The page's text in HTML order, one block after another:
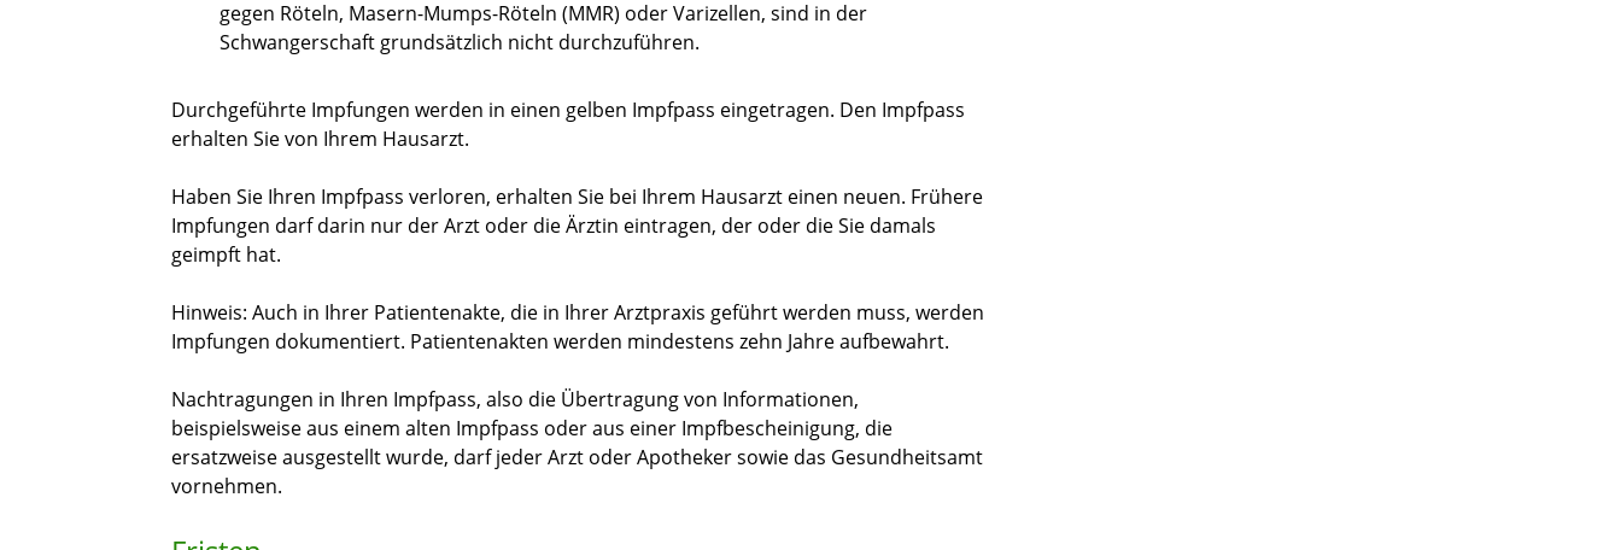
gegen Röteln, Masern-Mumps-Röteln (MMR) oder Varizellen, sind in der
Schwangerschaft grundsätzlich nicht durchzuführen.
Durchgeführte Impfungen werden in einen gelben Impfpass eingetragen. Den Impfpass
erhalten Sie von Ihrem Hausarzt.
Haben Sie Ihren Impfpass verloren, erhalten Sie bei Ihrem Hausarzt einen neuen. Frühere
Impfungen darf darin nur der Arzt oder die Ärztin eintragen, der oder die Sie damals
geimpft hat.
Hinweis: Auch in Ihrer Patientenakte, die in Ihrer Arztpraxis geführt werden muss, werden
Impfungen dokumentiert. Patientenakten werden mindestens zehn Jahre aufbewahrt.
Nachtragungen in Ihren Impfpass, also die Übertragung von Informationen,
beispielsweise aus einem alten Impfpass oder aus einer Impfbescheinigung, die
ersatzweise ausgestellt wurde, darf jeder Arzt oder Apotheker sowie das Gesundheitsamt
vornehmen.